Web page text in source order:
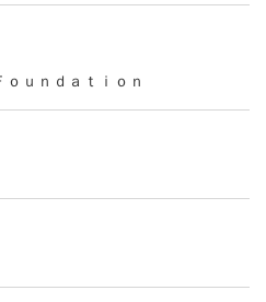
ｕｎｄａｔｉｏｎ